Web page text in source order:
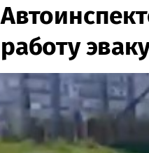
работу